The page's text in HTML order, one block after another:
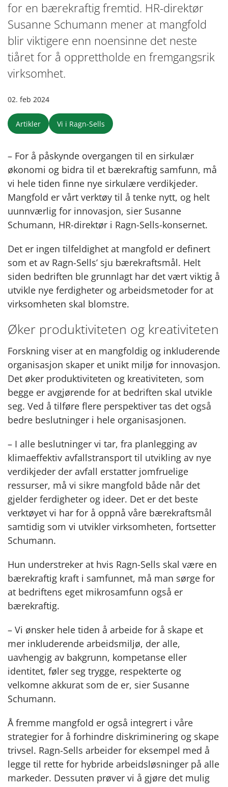
for en bærekraftig fremtid. HR-direktør
Susanne Schumann mener at mangfold
blir viktigere enn noensinne det neste
tiåret for å opprettholde en fremgangsrik
virksomhet.
02. feb 2024
Artikler Vi i Ragn-Sells
– For å påskynde overgangen til en sirkulær
økonomi og bidra til et bærekraftig samfunn, må
vi hele tiden finne nye sirkulære verdikjeder.
Mangfold er vårt verktøy til å tenke nytt, og helt
uunnværlig for innovasjon, sier Susanne
Schumann, HR-direktør i Ragn-Sells-konsernet.
Det er ingen tilfeldighet at mangfold er definert
som et av Ragn-Sells’ sju bærekraftsmål. Helt
siden bedriften ble grunnlagt har det vært viktig å
utvikle nye ferdigheter og arbeidsmetoder for at
virksomheten skal blomstre.
Øker produktiviteten og kreativiteten
Forskning viser at en mangfoldig og inkluderende
organisasjon skaper et unikt miljø for innovasjon.
Det øker produktiviteten og kreativiteten, som
begge er avgjørende for at bedriften skal utvikle
seg. Ved å tilføre flere perspektiver tas det også
bedre beslutninger i hele organisasjonen.
– I alle beslutninger vi tar, fra planlegging av
klimaeffektiv avfallstransport til utvikling av nye
verdikjeder der avfall erstatter jomfruelige
ressurser, må vi sikre mangfold både når det
gjelder ferdigheter og ideer. Det er det beste
verktøyet vi har for å oppnå våre bærekraftsmål
samtidig som vi utvikler virksomheten, fortsetter
Schumann.
Hun understreker at hvis Ragn-Sells skal være en
bærekraftig kraft i samfunnet, må man sørge for
at bedriftens eget mikrosamfunn også er
bærekraftig.
– Vi ønsker hele tiden å arbeide for å skape et
mer inkluderende arbeidsmiljø, der alle,
uavhengig av bakgrunn, kompetanse eller
identitet, føler seg trygge, respekterte og
velkomne akkurat som de er, sier Susanne
Schumann.
Å fremme mangfold er også integrert i våre
strategier for å forhindre diskriminering og skape
trivsel. Ragn-Sells arbeider for eksempel med å
legge til rette for hybride arbeidsløsninger på alle
markeder. Dessuten prøver vi å gjøre det mulig